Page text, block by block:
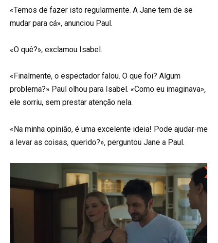
«Temos de fazer isto regularmente. A Jane tem de se
mudar para cá», anunciou Paul.
«O quê?», exclamou Isabel.
«Finalmente, o espectador falou. O que foi? Algum
problema?» Paul olhou para Isabel. «Como eu imaginava»,
ele sorriu, sem prestar atenção nela.
«Na minha opinião, é uma excelente ideia! Pode ajudar-me
a levar as coisas, querido?», perguntou Jane a Paul.